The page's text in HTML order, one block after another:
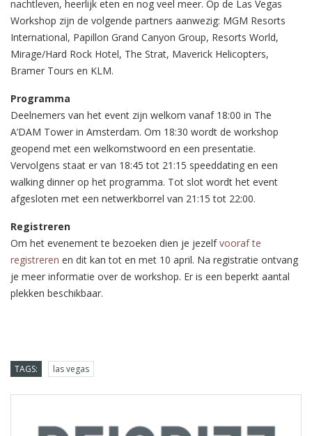
nachtleven, heerlijk eten en nog veel meer. Op de Las Vegas
Workshop zijn de volgende partners aanwezig: MGM Resorts
International, Papillon Grand Canyon Group, Resorts World,
Mirage/Hard Rock Hotel, The Strat, Maverick Helicopters,
Bramer Tours en KLM.
Programma
Deelnemers van het event zijn welkom vanaf 18:00 in The
A’DAM Tower in Amsterdam. Om 18:30 wordt de workshop
geopend met een welkomstwoord en een presentatie.
Vervolgens staat er van 18:45 tot 21:15 speeddating en een
walking dinner op het programma. Tot slot wordt het event
afgesloten met een netwerkborrel van 21:15 tot 22:00.
Registreren
Om het evenement te bezoeken dien je jezelfvooraf te
registreren en dit kan tot en met 10 april. Na registratie ontvang
je meer informatie over de workshop. Er is een beperkt aantal
plekken beschikbaar.
TAGS: las vegas